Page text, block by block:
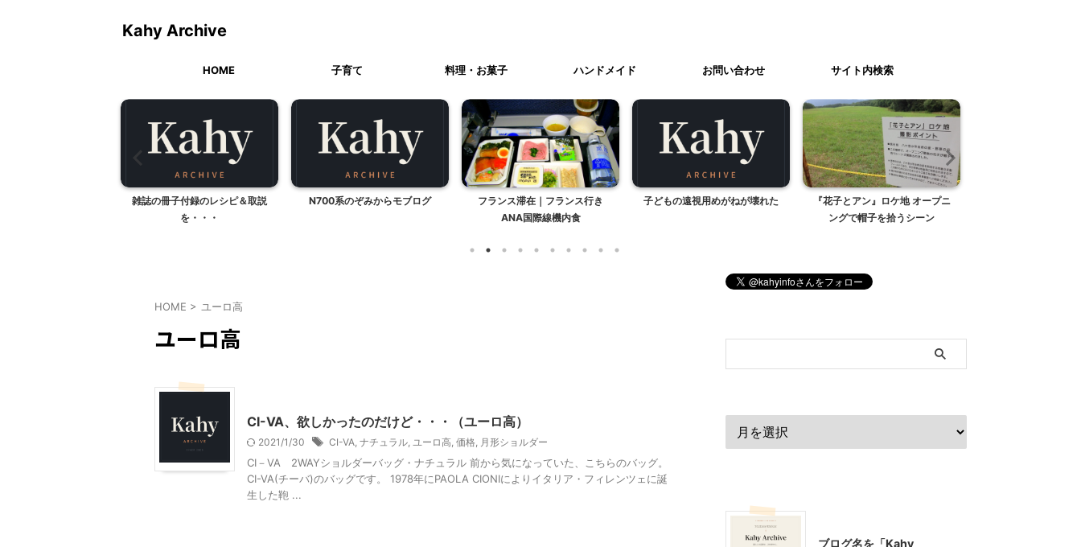
Kahy Archive
HOME 子育て 料理・お菓子 ハンドメイド お問い合わせ サイト内検索
雑誌の冊子付録のレシピ＆取説
を・・・
N700系のぞみからモブログ
フランス滞在｜フランス行き
ANA国際線機内食
子どもの遠視用めがねが壊れた
『花子とアン』ロケ地 オープニ
ングで帽子を拾うシーン
HOME > ユーロ高
ユーロ高
CI-VA、欲しかったのだけど・・・（ユーロ高）
2021/1/30 CI-VA ナチュラル ユーロ高 価格 月形ショルダー
CI－VA 2WAYショルダーバッグ・ナチュラル 前から気になっていた、こちらのバッグ。
CI-VA(チーバ)のバッグです。 1978年にPAOLA CIONIによりイタリア・フィレンツェに誕
生した鞄 ...
ブログ名を「Kahy